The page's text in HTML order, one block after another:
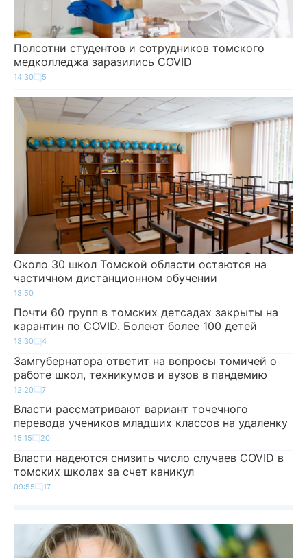
Полсотни студентов и сотрудников томского
медколледжа заразились COVID
14:30 5
Около 30 школ Томской области остаются на
частичном дистанционном обучении
13:50
Почти 60 групп в томских детсадах закрыты на
карантин по COVID. Болеют более 100 детей
13:30 4
Замгубернатора ответит на вопросы томичей о
работе школ, техникумов и вузов в пандемию
12:20 7
Власти рассматривают вариант точечного
перевода учеников младших классов на удаленку
15:15 20
Власти надеются снизить число случаев COVID в
томских школах за счет каникул
09:55 17